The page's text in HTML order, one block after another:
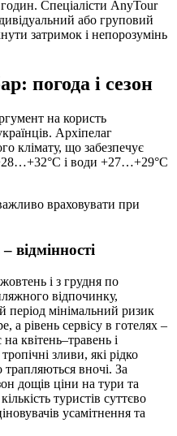
Спеціалісти AnyTour
або груповий
затримок і непорозумінь
погода і сезон
на користь
Архіпелаг
клімату, що забезпечує
і води +27…+29°C
враховувати при
відмінності
і з грудня по
відпочинку,
період мінімальний ризик
а рівень сервісу в готелях –
квітень–травень і
зливи, які рідко
вночі. За
дощів ціни на тури та
туристів суттєво
усамітнення та